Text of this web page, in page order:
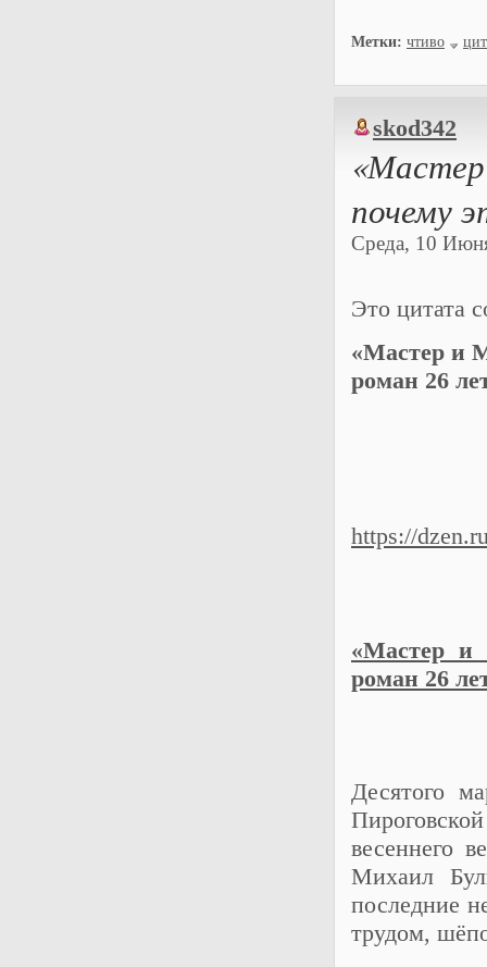
Метки: чтиво
skod342
почему
Среда, 10
Это цитата
«Мастер и
роман 26
https://
«Мастер и
роман 26
Десятого
весеннего
Михаил
последние
трудом,